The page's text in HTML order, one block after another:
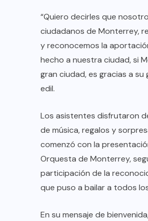
“Quiero decirles que
ciudadanos de Monterrey,
y reconocemos la
hecho a nuestra ciudad, si
gran ciudad, es gracias a su
edil.
Los asistentes disfrutaron
de música, regalos y
comenzó con la
Orquesta de Monterrey,
participación de la
que puso a bailar a todos
En su mensaje de